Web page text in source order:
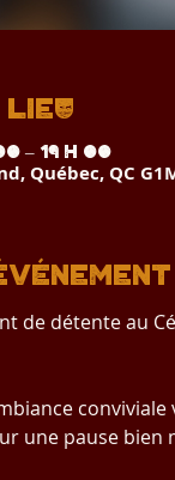
lieu
– 19 h 00
Québec, QC
de détente au
une pause bien